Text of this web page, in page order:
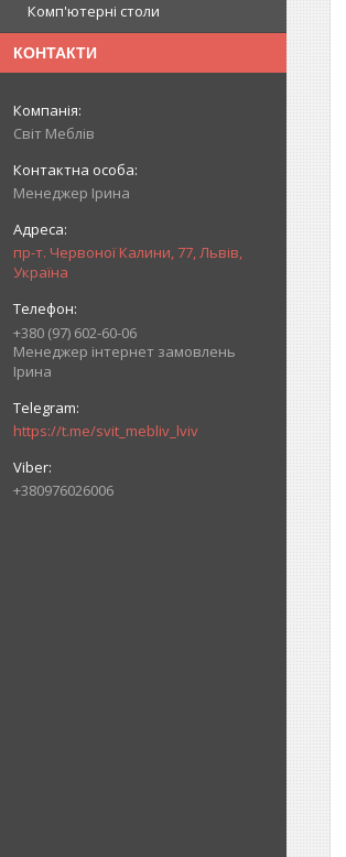
Комп'ютерні столи
КОНТАКТИ
Світ Меблів
Менеджер Ірина
пр-т. Червоної Калини, 77, Львів,
Україна
+380 (97) 602-60-06
Менеджер інтернет замовлень
Ірина
https://t.me/svit_mebliv_lviv
+380976026006